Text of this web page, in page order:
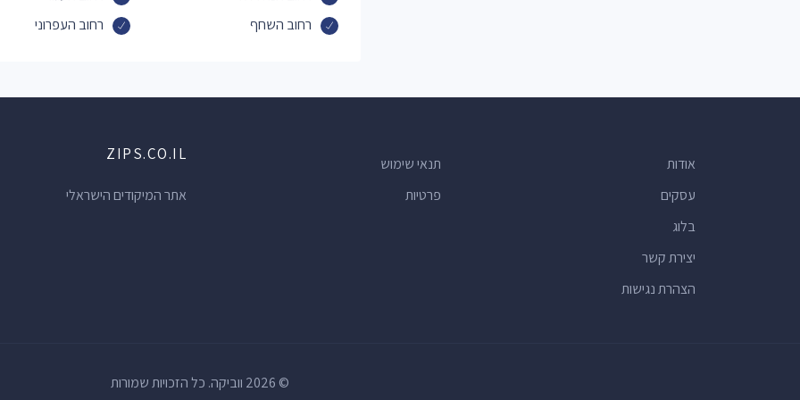
רחוב השחף
רחוב העפרוני
ZIPS.CO.IL
אתר המיקודים הישראלי
תנאי שימוש
פרטיות
אודות
עסקים
בלוג
יצירת קשר
הצהרת נגישות
© 2026 ווביקה. כל הזכויות שמורות